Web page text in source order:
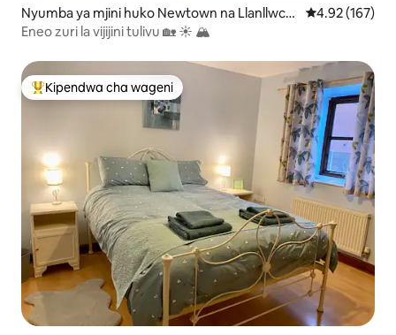
Nyumba ya mjini huko Newtown na Llanllwch
aiarn
Ukadiriaji wa
4.92 (167)
Eneo zuri la vijijini tulivu 🏡 ☀️ 🏔
Kipendwa maarufu cha wageni
Kipendwa cha wageni